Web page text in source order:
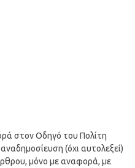
στον Οδηγό του Πολίτη
(όχι αυτολεξεί)
μόνο με αναφορά, με